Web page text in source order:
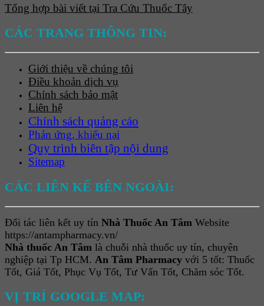
Tổng hợp bài viết tại Tra Cứu Thuốc Tây
CÁC TRANG THÔNG TIN:
Giới thiệu về chúng tôi
Điều khoản dịch vụ
Chính sách bảo mật
Liên hệ
Chính sách quảng cáo
Phản ứng, khiếu nại
Quy trình biên tập nội dung
Sitemap
CÁC LIÊN KẾ BÊN NGOÀI:
Đối tác liên kết uy tín Nhà Thuốc An Tâm Website
https://antampharmacy.vn/
Nhà thuốc An Tâm là chuỗi nhà thuốc uy tín, chuyên
nghiệp tại Tp HCM. An Tâm Pharmacy với 5 tốt: Thuốc
Tốt, Giá Tốt, Phục Vụ Tốt, Tư Vấn Tốt, Chăm sóc Tốt.
VỊ TRÍ GOOGLE MAP: